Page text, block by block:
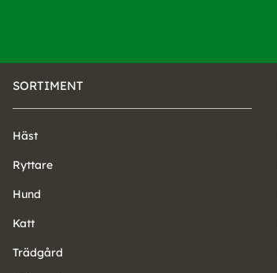
SORTIMENT
Häst
Ryttare
Hund
Katt
Trädgård